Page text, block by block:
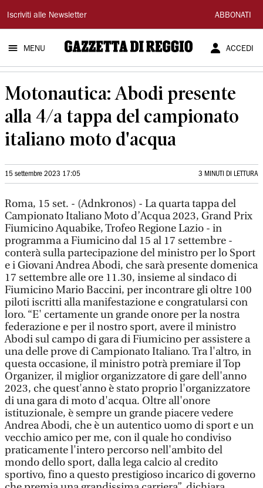
Gazzetta
di
Reggio
Iscriviti alle Newsletter ABBONATI
MENU ACCEDI
Motonautica: Abodi presente
alla 4/a tappa del campionato
italiano moto d'acqua
15 settembre 2023 17:05 3 MINUTI DI LETTURA
Roma, 15 set. - (Adnkronos) - La quarta tappa del
Campionato Italiano Moto d’Acqua 2023, Grand Prix
Fiumicino Aquabike, Trofeo Regione Lazio - in
programma a Fiumicino dal 15 al 17 settembre -
conterà sulla partecipazione del ministro per lo Sport
e i Giovani Andrea Abodi, che sarà presente domenica
17 settembre alle ore 11.30, insieme al sindaco di
Fiumicino Mario Baccini, per incontrare gli oltre 100
piloti iscritti alla manifestazione e congratularsi con
loro. “E' certamente un grande onore per la nostra
federazione e per il nostro sport, avere il ministro
Abodi sul campo di gara di Fiumicino per assistere a
una delle prove di Campionato Italiano. Tra l'altro, in
questa occasione, il ministro potrà premiare il Top
Organizer, il miglior organizzatore di gare dell'anno
2023, che quest'anno è stato proprio l'organizzatore
di una gara di moto d'acqua. Oltre all'onore
istituzionale, è sempre un grande piacere vedere
Andrea Abodi, che è un autentico uomo di sport e un
vecchio amico per me, con il quale ho condiviso
praticamente l'intero percorso nell'ambito del
mondo dello sport, dalla lega calcio al credito
sportivo, fino a questo prestigioso incarico di governo